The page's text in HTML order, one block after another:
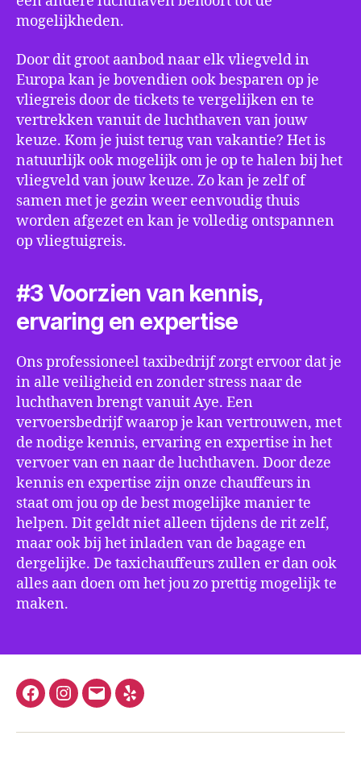
mogelijkheden.
Door dit groot aanbod naar elk vliegveld in
Europa kan je bovendien ook besparen op je
vliegreis door de tickets te vergelijken en te
vertrekken vanuit de luchthaven van jouw
keuze. Kom je juist terug van vakantie? Het is
natuurlijk ook mogelijk om je op te halen bij het
vliegveld van jouw keuze. Zo kan je zelf of
samen met je gezin weer eenvoudig thuis
worden afgezet en kan je volledig ontspannen
op vliegtuigreis.
#3 Voorzien van kennis,
ervaring en expertise
Ons professioneel taxibedrijf zorgt ervoor dat je
in alle veiligheid en zonder stress naar de
luchthaven brengt vanuit Aye. Een
vervoersbedrijf waarop je kan vertrouwen, met
de nodige kennis, ervaring en expertise in het
vervoer van en naar de luchthaven. Door deze
kennis en expertise zijn onze chauffeurs in
staat om jou op de best mogelijke manier te
helpen. Dit geldt niet alleen tijdens de rit zelf,
maar ook bij het inladen van de bagage en
dergelijke. De taxichauffeurs zullen er dan ook
alles aan doen om het jou zo prettig mogelijk te
maken.
FacebookInstagram
E-
Yelp